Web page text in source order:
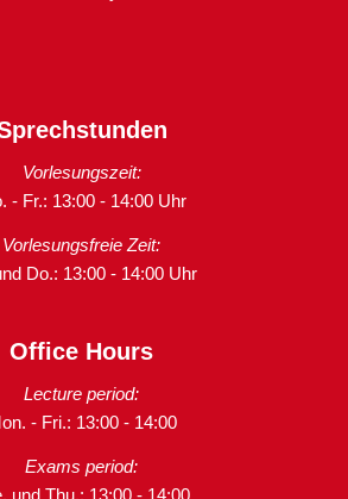
Vorlesungszeit:
- Fr.: 13:00 - 14:00 Uhr
Vorlesungsfreie Zeit:
Do.: 13:00 - 14:00 Uhr
Office Hours
Lecture period:
- Fri.: 13:00 - 14:00
Exams period:
und Thu.: 13:00 - 14:00